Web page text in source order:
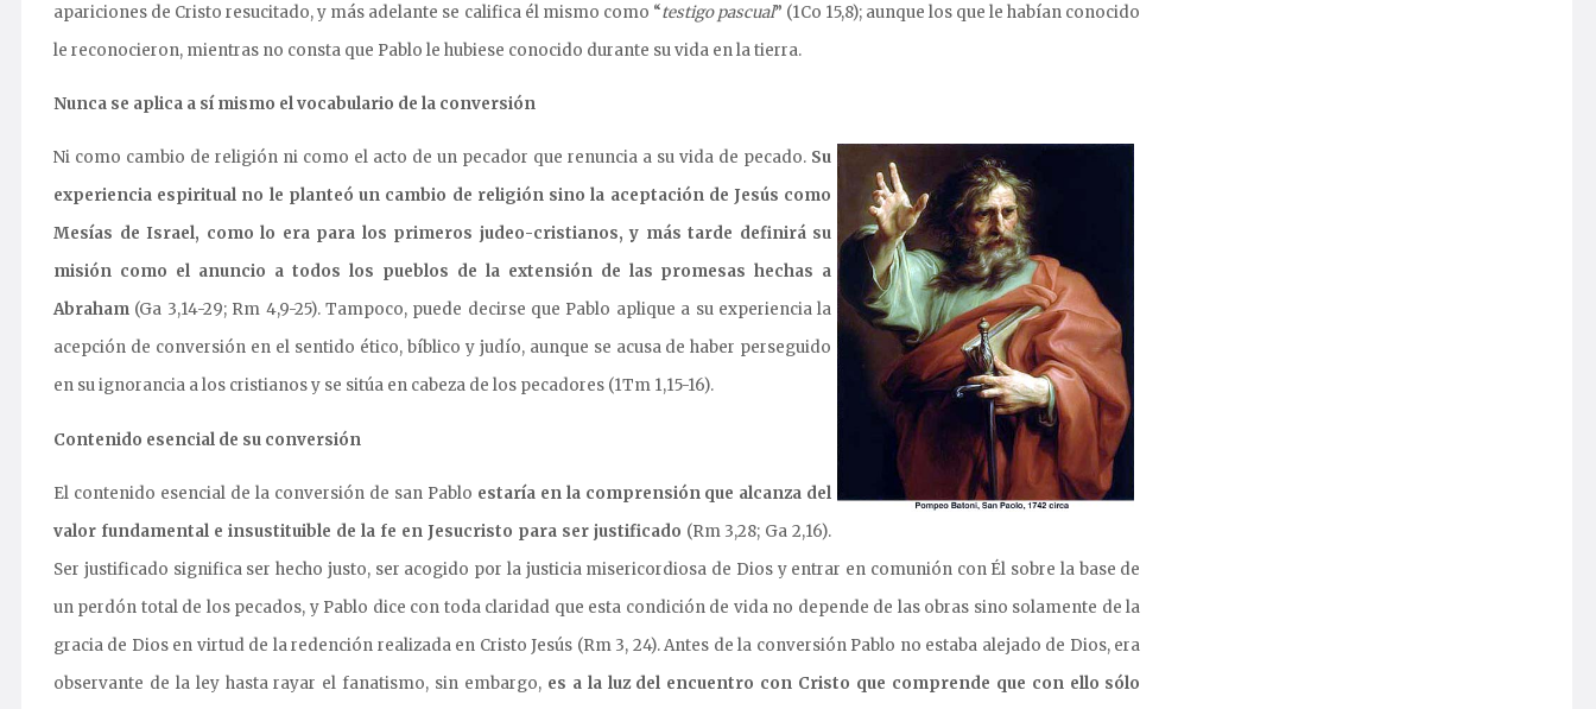
apariciones de Cristo resucitado, y más adelante se califica él mismo como “testigo pascual” (1Co 15,8); aunque los que le habían conocido
le reconocieron, mientras no consta que Pablo le hubiese conocido durante su vida en la tierra.
Nunca se aplica a sí mismo el vocabulario de la conversión
Ni como cambio de religión ni como el acto de un pecador que renuncia a su vida de pecado. Su
experiencia espiritual no le planteó un cambio de religión sino la aceptación de Jesús como
Mesías de Israel, como lo era para los primeros judeo-cristianos, y más tarde definirá su
misión como el anuncio a todos los pueblos de la extensión de las promesas hechas a
Abraham (Ga 3,14-29; Rm 4,9-25). Tampoco, puede decirse que Pablo aplique a su experiencia la
acepción de conversión en el sentido ético, bíblico y judío, aunque se acusa de haber perseguido
en su ignorancia a los cristianos y se sitúa en cabeza de los pecadores (1Tm 1,15-16).
Contenido esencial de su conversión
El contenido esencial de la conversión de san Pablo estaría en la comprensión que alcanza del
valor fundamental e insustituible de la fe en Jesucristo para ser justificado (Rm 3,28; Ga 2,16).
Ser justificado significa ser hecho justo, ser acogido por la justicia misericordiosa de Dios y entrar en comunión con Él sobre la base de
un perdón total de los pecados, y Pablo dice con toda claridad que esta condición de vida no depende de las obras sino solamente de la
gracia de Dios en virtud de la redención realizada en Cristo Jesús (Rm 3, 24). Antes de la conversión Pablo no estaba alejado de Dios, era
observante de la ley hasta rayar el fanatismo, sin embargo, es a la luz del encuentro con Cristo que comprende que con ello sólo